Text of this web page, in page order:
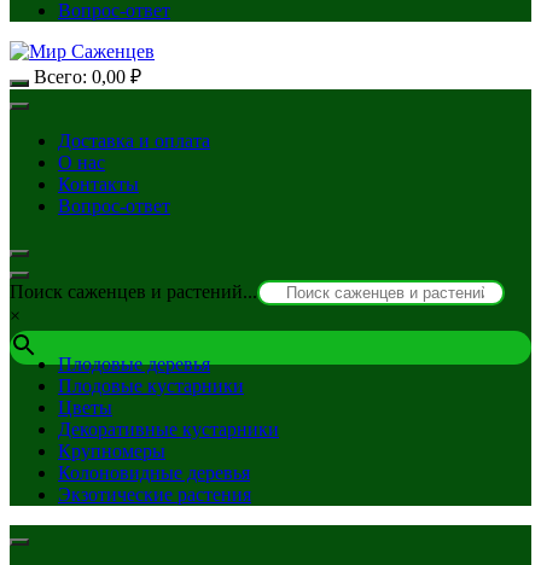
Вопрос-ответ
Всего: 0,00 ₽
Доставка и оплата
О нас
Контакты
Вопрос-ответ
Поиск саженцев и растений...
×
Плодовые деревья
Плодовые кустарники
Цветы
Декоративные кустарники
Крупномеры
Колоновидные деревья
Экзотические растения